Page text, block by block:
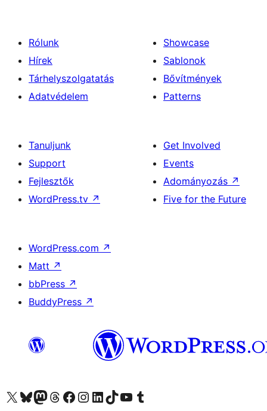
Rólunk
Hírek
Tárhelyszolgatatás
Adatvédelem
Showcase
Sablonok
Bővítmények
Patterns
Tanuljunk
Support
Fejlesztők
WordPress.tv ↗
Get Involved
Events
Adományozás ↗
Five for the Future
WordPress.com ↗
Matt ↗
bbPress ↗
BuddyPress ↗
Visit our X (formerly Twitter) account
Visit our Bluesky account
Twitter csatornánk
Visit our Threads account
Facebook oldalunk megtekintése
Visit our Instagram account
Visit our LinkedIn account
Visit our TikTok account
Visit our YouTube channel
Visit our Tumblr account